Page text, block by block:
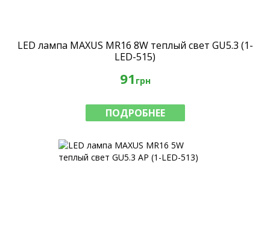
LED лампа MAXUS MR16 8W теплый свет GU5.3 (1-
LED-515)
91 грн
ПОДРОБНЕЕ